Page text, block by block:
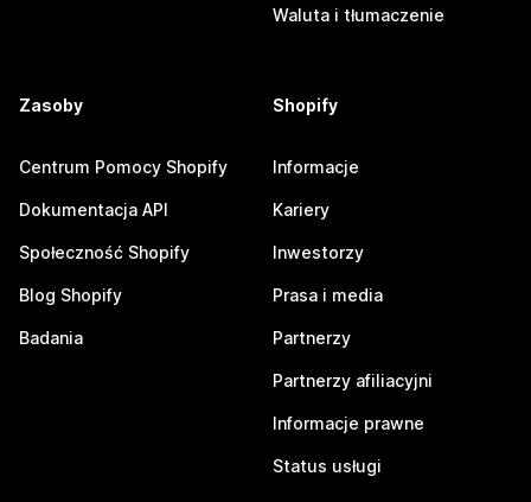
Waluta i tłumaczenie
Zasoby
Centrum Pomocy Shopify
Dokumentacja API
Społeczność Shopify
Blog Shopify
Badania
Shopify
Informacje
Kariery
Inwestorzy
Prasa i media
Partnerzy
Partnerzy afiliacyjni
Informacje prawne
Status usługi